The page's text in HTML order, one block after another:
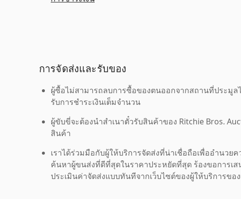
การจัดส่งและรับของ
ผู้ซื้อไม่สามารถลบการซื้อของตนออกจากสถานที่ประมูล
รับการชำระเงินเต็มจำนวน
ผู้ขับขี่จะต้องนำสำเนาตั๋วรับสินค้าของ Ritchie Bros.
สินค้า
เราได้ร่วมมือกับผู้ให้บริการจัดส่งที่น่าเชื่อถือเพื่ออำนวย
ค้นหาผู้ขนส่งที่ดีที่สุดในราคาประหยัดที่สุด ร้องขอการเ
ประเมินค่าจัดส่งแบบทันทีจากเว็บไซต์ของผู้ให้บริการของ